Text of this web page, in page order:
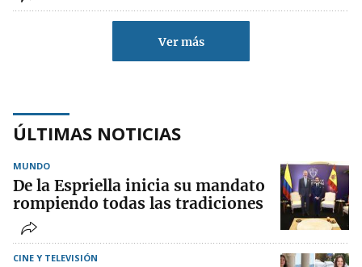
Ver más
ÚLTIMAS NOTICIAS
MUNDO
De la Espriella inicia su mandato
rompiendo todas las tradiciones
CINE Y TELEVISIÓN